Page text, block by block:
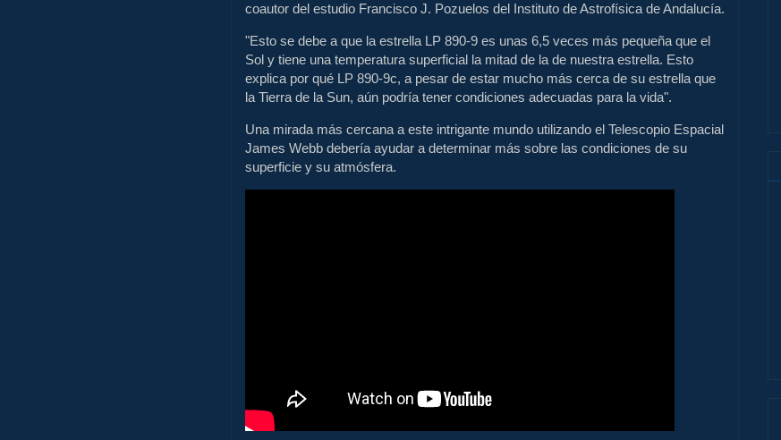
coautor del estudio Francisco J. Pozuelos del Instituto de Astrofísica de Andalucía.
"Esto se debe a que la estrella LP 890-9 es unas 6,5 veces más pequeña que el
Sol y tiene una temperatura superficial la mitad de la de nuestra estrella. Esto
explica por qué LP 890-9c, a pesar de estar mucho más cerca de su estrella que
la Tierra de la Sun, aún podría tener condiciones adecuadas para la vida".
Una mirada más cercana a este intrigante mundo utilizando el Telescopio Espacial
James Webb debería ayudar a determinar más sobre las condiciones de su
superficie y su atmósfera.